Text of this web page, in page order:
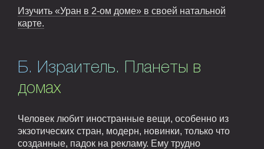
Изучить «Уран в 2-ом доме» в своей натальной
карте.
Б. Израитель. Планеты в
домах
Человек любит иностранные вещи, особенно из
экзотических стран, модерн, новинки, только что
созданные, падок на рекламу. Ему трудно